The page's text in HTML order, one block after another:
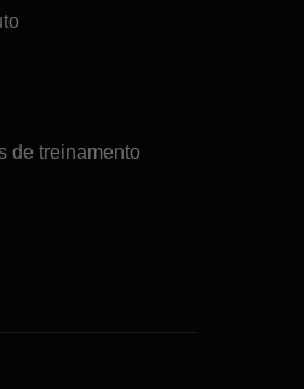
de treinamento